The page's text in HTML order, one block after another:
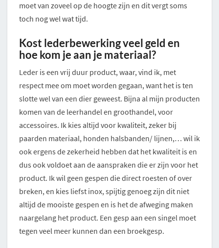
moet van zoveel op de hoogte zijn en dit vergt soms
toch nog wel wat tijd.
Kost lederbewerking veel geld en
hoe kom je aan je materiaal?
Leder is een vrij duur product, waar, vind ik, met
respect mee om moet worden gegaan, want het is ten
slotte wel van een dier geweest. Bijna al mijn producten
komen van de leerhandel en groothandel, voor
accessoires. Ik kies altijd voor kwaliteit, zeker bij
paarden materiaal, honden halsbanden/ lijnen,… wil ik
ook ergens de zekerheid hebben dat het kwaliteit is en
dus ook voldoet aan de aanspraken die er zijn voor het
product. Ik wil geen gespen die direct roesten of over
breken, en kies liefst inox, spijtig genoeg zijn dit niet
altijd de mooiste gespen en is het de afweging maken
naargelang het product. Een gesp aan een singel moet
tegen veel meer kunnen dan een broekgesp.